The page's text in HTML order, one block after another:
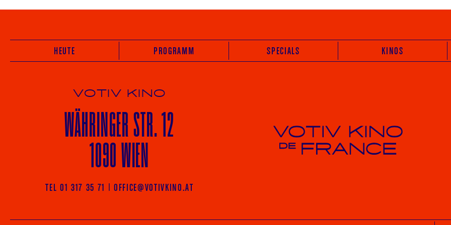
HEUTE PROGRAMM SPECIALS KINOS
VOTIV KINO
WÄHRINGERSTR. 12
1090 WIEN
TEL 01 317 35 71 | OFFICE@VOTIVKINO.AT
Votiv Kino und Kino De France in Wien